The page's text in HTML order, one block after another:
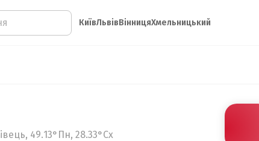
КиївЛьвівВінницяХмельницький
49.13°Пн, 28.33°Сх